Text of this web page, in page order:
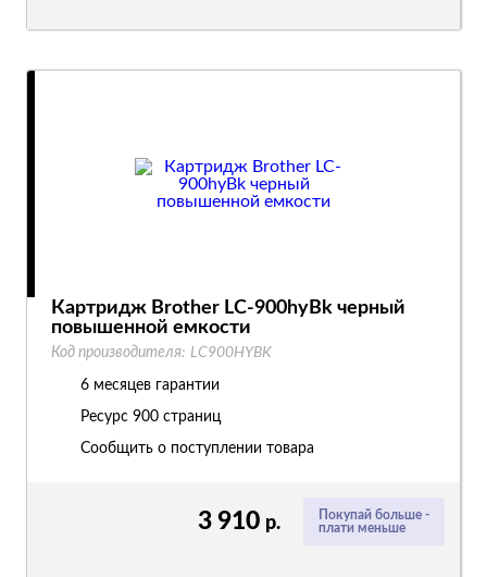
Покупай больше -
плати меньше
3 910 р.
Картридж Brother LC-900hyBk черный
повышенной емкости
Код производителя: LC900HYBK
6 месяцев гарантии
Ресурс 900 страниц
Сообщить о поступлении товара